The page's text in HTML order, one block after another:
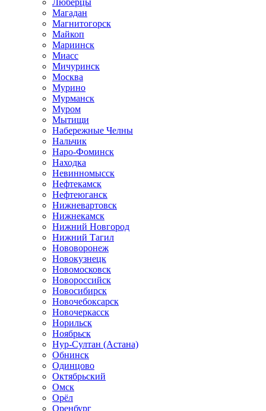
Люберцы
Магадан
Магнитогорск
Майкоп
Мариинск
Миасс
Мичуринск
Москва
Мурино
Мурманск
Муром
Мытищи
Набережные Челны
Нальчик
Наро-Фоминск
Находка
Невинномысск
Нефтекамск
Нефтеюганск
Нижневартовск
Нижнекамск
Нижний Новгород
Нижний Тагил
Нововоронеж
Новокузнецк
Новомосковск
Новороссийск
Новосибирск
Новочебоксарск
Новочеркасск
Норильск
Ноябрьск
Нур-Султан (Астана)
Обнинск
Одинцово
Октябрьский
Омск
Орёл
Оренбург